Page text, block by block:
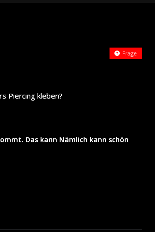
Frage
Piercing kleben?
Das kann Nämlich kann schön